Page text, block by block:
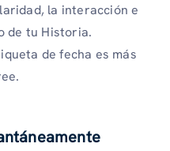
la interacción e
de tu Historia.
de fecha es más